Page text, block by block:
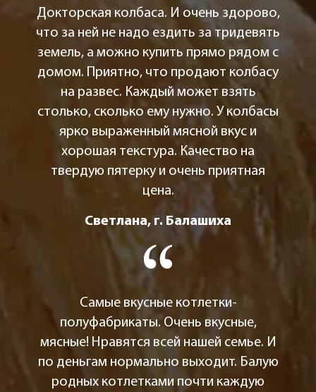
Докторская колбаса. И очень здорово,
что за ней не надо ездить за тридевять
земель, а можно купить прямо рядом с
домом. Приятно, что продают колбасу
на развес. Каждый может взять
столько, сколько ему нужно. У колбасы
ярко выраженный мясной вкус и
хорошая текстура. Качество на
твердую пятерку и очень приятная
цена.
Светлана, г. Балашиха
Самые вкусные котлетки-
полуфабрикаты. Очень вкусные,
мясные! Нравятся всей нашей семье. И
по деньгам нормально выходит. Балую
родных котлетками почти каждую